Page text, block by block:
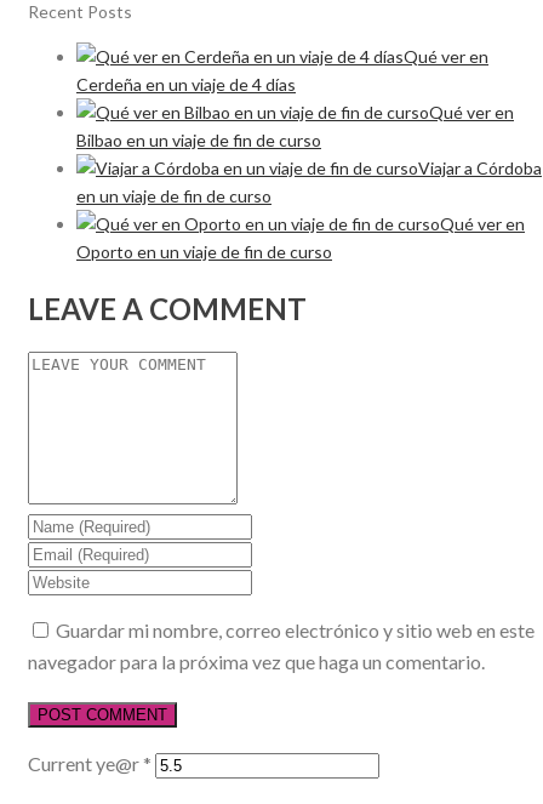
Recent Posts
Qué ver en
Cerdeña en un viaje de 4 días
Qué ver en
Bilbao en un viaje de fin de curso
Viajar a Córdoba
en un viaje de fin de curso
Qué ver en
Oporto en un viaje de fin de curso
LEAVE A COMMENT
Guardar mi nombre, correo electrónico y sitio web en este
navegador para la próxima vez que haga un comentario.
Current ye@r *